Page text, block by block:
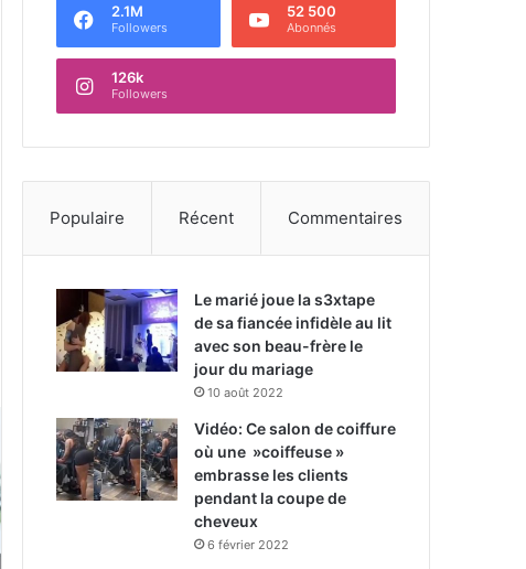
2.1M
Followers
52 500
Abonnés
126k
Followers
Populaire Récent Commentaires
Le marié joue la s3xtape
de sa fiancée infidèle au lit
avec son beau-frère le
jour du mariage
10 août 2022
Vidéo: Ce salon de coiffure
où une »coiffeuse »
embrasse les clients
pendant la coupe de
cheveux
6 février 2022